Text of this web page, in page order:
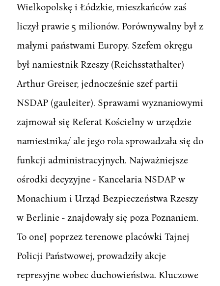
Wielkopolskę i Łódzkie, mieszkańców zaś
liczył prawie 5 milionów. Porównywalny był z
małymi państwami Europy. Szefem okręgu
był namiestnik Rzeszy (Reichsstathalter)
Arthur Greiser, jednocześnie szef partii
NSDAP (gauleiter). Sprawami wyznaniowymi
zajmował się Referat Kościelny w urzędzie
namiestnika/ ale jego rola sprowadzała się do
funkcji administracyjnych. Najważniejsze
ośrodki decyzyjne - Kancelaria NSDAP w
Monachium i Urząd Bezpieczeństwa Rzeszy
w Berlinie - znajdowały się poza Poznaniem.
To oneJ poprzez terenowe placówki Tajnej
Policji Państwowej, prowadziły akcje
represyjne wobec duchowieństwa. Kluczowe